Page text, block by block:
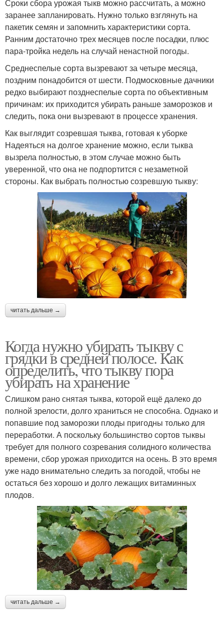
Сроки сбора урожая тыкв можно рассчитать, а можно
заранее запланировать. Нужно только взглянуть на
пакетик семян и запомнить характеристики сорта.
Ранним достаточно трех месяцев после посадки, плюс
пара-тройка недель на случай ненастной погоды.
Среднеспелые сорта вызревают за четыре месяца,
поздним понадобится от шести. Подмосковные дачники
редко выбирают позднеспелые сорта по объективным
причинам: их приходится убирать раньше заморозков и
следить, пока они вызревают в процессе хранения.
Как выглядит созревшая тыква, готовая к уборке
Надеяться на долгое хранение можно, если тыква
вызрела полностью, в этом случае можно быть
уверенной, что она не подпортится с незаметной
стороны. Как выбрать полностью созревшую тыкву:
читать дальше →
Когда нужно убирать тыкву с
грядки в средней полосе. Как
определить, что тыкву пора
убирать на хранение
Слишком рано снятая тыква, которой ещё далеко до
полной зрелости, долго храниться не способна. Однако и
попавшие под заморозки плоды пригодны только для
переработки. А поскольку большинство сортов тыквы
требует для полного созревания солидного количества
времени, сбор урожая приходится на осень. В это время
уже надо внимательно следить за погодой, чтобы не
остаться без хорошо и долго лежащих витаминных
плодов.
читать дальше →